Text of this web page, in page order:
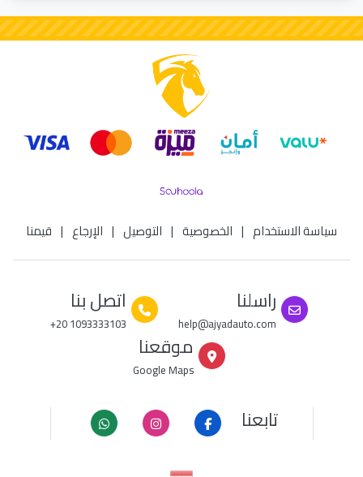
سياسة الاستخدام | الخصوصية | التوصيل | الإرجاع | قيمنا
راسلنا
help@ajyadauto.com
اتصل بنا
+20 1093333103
موقعنا
Google Maps
تابعنا